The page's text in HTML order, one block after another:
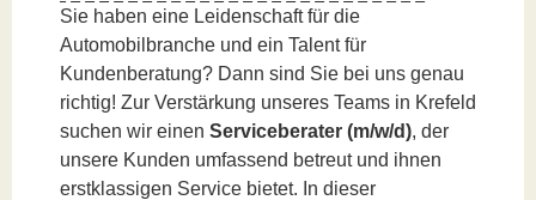
Sie haben eine Leidenschaft für die
Automobilbranche und ein Talent für
Kundenberatung? Dann sind Sie bei uns genau
richtig! Zur Verstärkung unseres Teams in Krefeld
suchen wir einen Serviceberater (m/w/d), der
unsere Kunden umfassend betreut und ihnen
erstklassigen Service bietet. In dieser